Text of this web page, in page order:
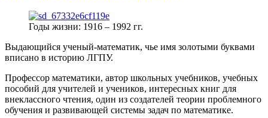
Годы жизни: 1916 – 1992 гг.
Выдающийся ученый-математик, чье имя золотыми буквами
вписано в историю ЛГПУ.
Профессор математики, автор школьных учебников, учебных
пособий для учителей и учеников, интересных книг для
внеклассного чтения, один из создателей теории проблемного
обучения и развивающей системы задач по математике.